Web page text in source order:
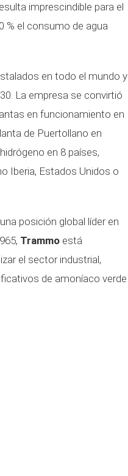
imprescindible para el
% el consumo de agua
en todo el mundo y
La empresa se convirtió
en funcionamiento en
de Puertollano en
en 8 países,
Iberia, Estados Unidos o
posición global líder en
Trammo está
el sector industrial,
de amoníaco verde